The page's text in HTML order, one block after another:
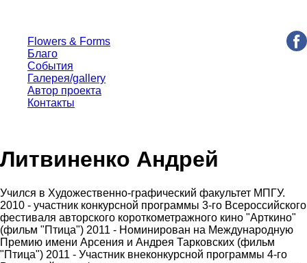
Flowers & Forms
Благо
События
Галерея/gallery
Автор проекта
Контакты
Литвиненко Андрей
Учился в Художественно-графический факультет МПГУ.
2010 - участник конкурсной программы 3-го Всероссийского
фестиваля авторского короткометражного кино "Арткино"
(фильм "Птица") 2011 - Номинирован на Международную
Премию имени Арсения и Андрея Тарковских (фильм
"Птица") 2011 - Участник внеконкурсной программы 4-го